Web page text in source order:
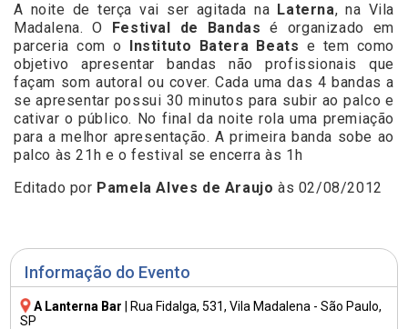
Informação do Evento
A Lanterna Bar Rua Fidalga, 531, Vila Madalena - São Paulo,
SP
A noite de terça vai ser agitada na Laterna, na Vila
Madalena. O
Festival de Bandas é organizado em
parceria com o
Instituto Batera Beats e tem como
objetivo apresentar bandas não profissionais que
façam som autoral ou cover. Cada uma das 4 bandas a
se apresentar possui 30 minutos para subir ao palco e
cativar o público. No final da noite rola uma premiação
para a melhor apresentação. A primeira banda sobe ao
palco às 21h e o festival se encerra às 1h
Editado por Pamela Alves de Araujo às 02/08/2012